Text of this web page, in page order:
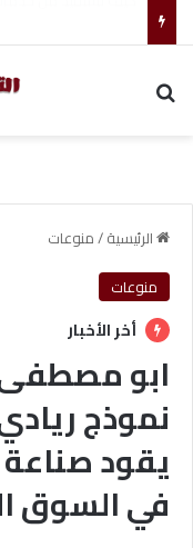
الرئيسية/منوعات
منوعات
أخر الأخبار
ابو مصطفى
نموذج
يقود صناعة
في السوق